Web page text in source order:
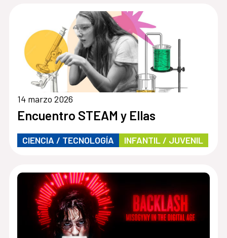
14 marzo 2026
Encuentro STEAM y Ellas
CIENCIA / TECNOLOGÍA INFANTIL / JUVENIL